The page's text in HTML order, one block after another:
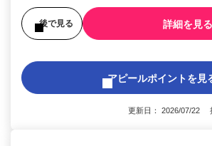
後で見る 詳細を見る
アピールポイントを見
更新日： 2026/07/22